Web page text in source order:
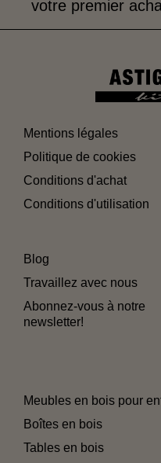
votre premier
Mentions légales
Politique de cookies
Conditions d'achat
Conditions d'utilisation
Blog
Travaillez avec nous
Abonnez-vous à notre
newsletter!
Meubles en bois pour
Boîtes en bois
Tables en bois